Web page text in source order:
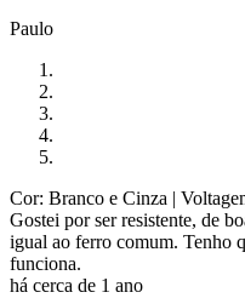
Paulo
Cor: Branco e Cinza |
Gostei por ser resistente, de
igual ao ferro comum. Tenho
funciona.
há cerca de 1 ano